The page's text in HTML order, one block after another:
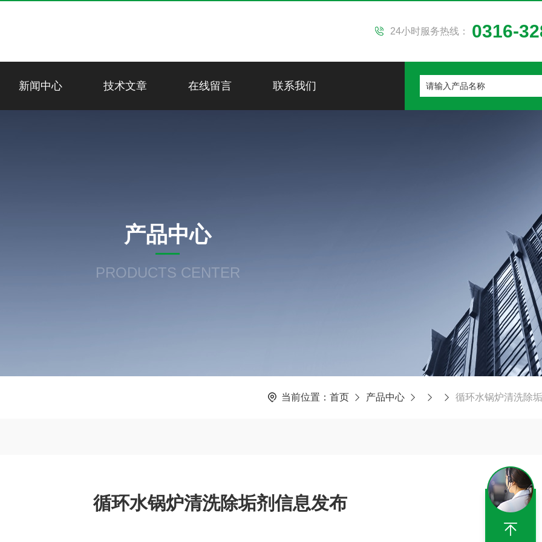
24小时服务热线： 0316-
新闻中心 技术文章 在线留言 联系我们
产品中心
PRODUCTS CENTER
当前位置： 首页 产品中心 循环水锅炉清洗除
循环水锅炉清洗除垢剂信息发布